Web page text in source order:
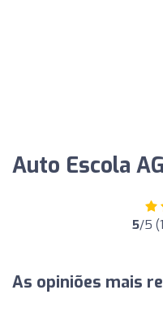
Auto Escola
5/5
As opiniões mais